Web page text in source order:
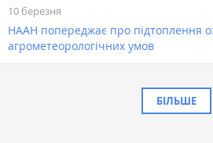
10 березня
НААН попереджає про підтоплення
агрометеорологічних умов
БІЛЬШЕ